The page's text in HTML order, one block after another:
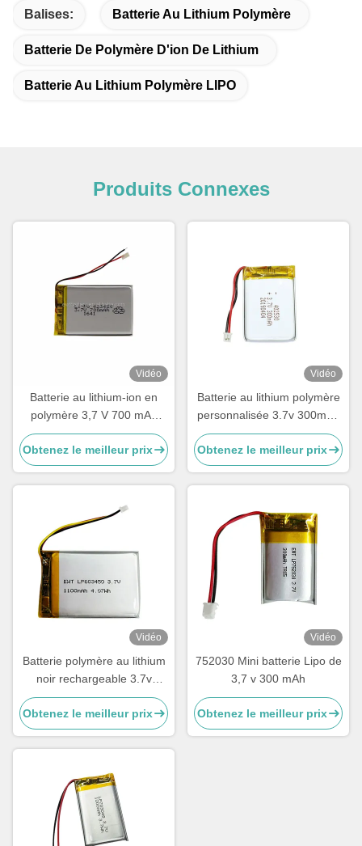
Balises: Batterie Au Lithium Polymère
Batterie De Polymère D'ion De Lithium
Batterie Au Lithium Polymère LIPO
Produits Connexes
Vidéo
Batterie au lithium-ion en
polymère 3,7 V 700 mAh
LP423450
Obtenez le meilleur prix
Vidéo
Batterie au lithium polymère
personnalisée 3.7v 300mah
LiPo 402530
Obtenez le meilleur prix
Vidéo
Batterie polymère au lithium
noir rechargeable 3.7v
1100mah Lipo
Obtenez le meilleur prix
Vidéo
752030 Mini batterie Lipo de
3,7 v 300 mAh
Obtenez le meilleur prix